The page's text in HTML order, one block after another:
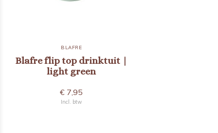
BLAFRE
Blafre flip top drinktuit |
light green
€ 7,95
Incl. btw